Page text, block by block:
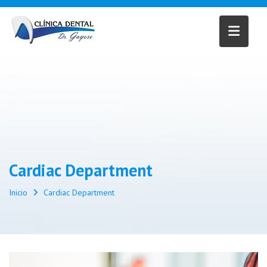
Saltar
contenido
Cardiac Department
Inicio Cardiac Department